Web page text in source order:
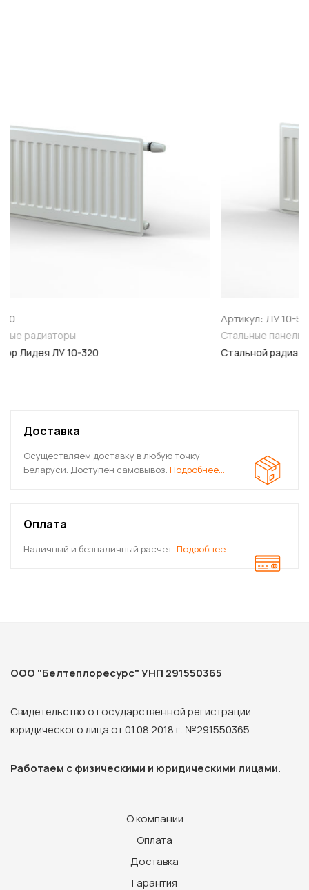
Стальные панельные радиаторы
Стальной радиатор Лидея ЛУ 10-505
Доставка
Осуществляем доставку в любую точку
Беларуси. Доступен самовывоз. Подробнее…
Оплата
Наличный и безналичный расчет. Подробнее…
ООО "Белтеплоресурс" УНП 291550365
Свидетельство о государственной регистрации
юридического лица от 01.08.2018 г. №291550365
Работаем с физическими и юридическими лицами.
О компании
Оплата
Доставка
Гарантия